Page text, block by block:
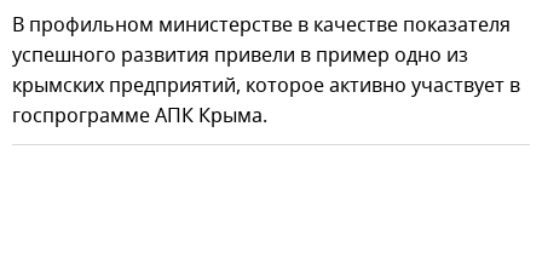
В профильном министерстве в качестве показателя
успешного развития привели в пример одно из
крымских предприятий, которое активно участвует в
госпрограмме АПК Крыма.